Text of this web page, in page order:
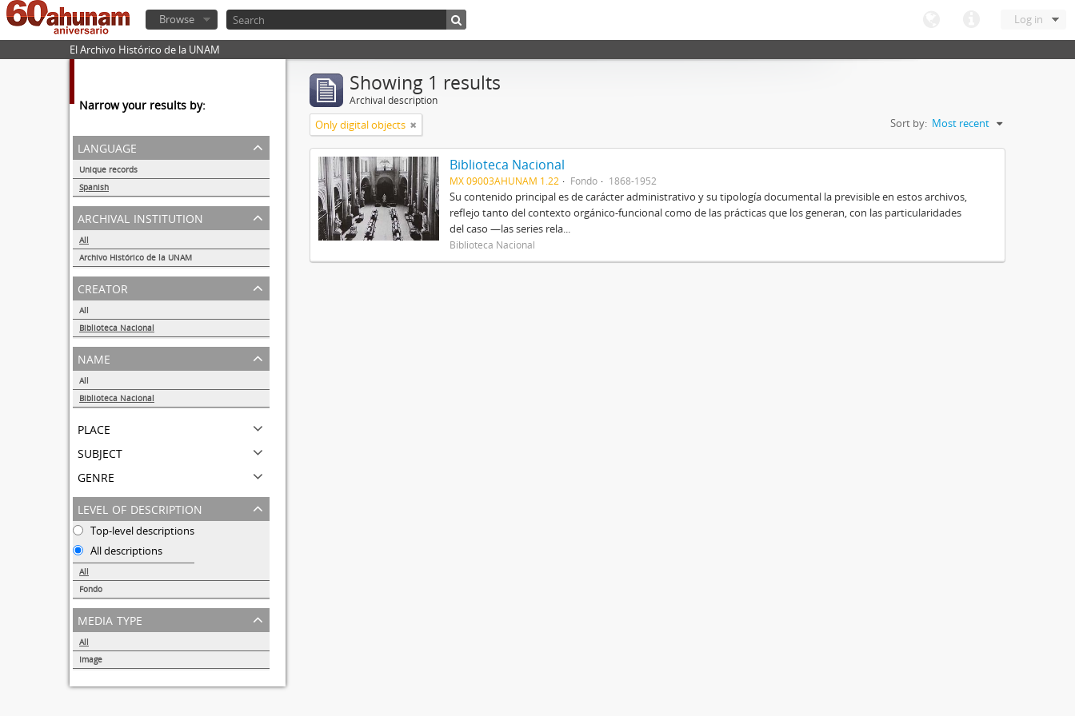
Log in
Browse
El Archivo Histórico de la UNAM
Narrow your results by:
language
Unique records
Spanish
1
archival institution
All
Archivo Histórico de la UNAM
1
creator
All
Biblioteca Nacional
1
name
All
Biblioteca Nacional
place
subject
genre
level of description
Top-level descriptions
All descriptions
All
Fondo
1
media type
All
Image
Showing 1 results
Archival description
Only digital objects Sort by: Most recent
Biblioteca Nacional
MX 09003AHUNAM 1.22 Fondo 1868-1952
Su contenido principal es de carácter administrativo y su tipología documental la previsible en estos archivos,
reflejo tanto del contexto orgánico-funcional como de las prácticas que los generan, con las particularidades
del caso —las series rela...
Biblioteca Nacional